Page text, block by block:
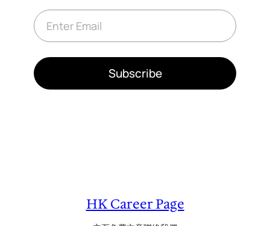
E
m
a
*
Subscribe
HK Career Page